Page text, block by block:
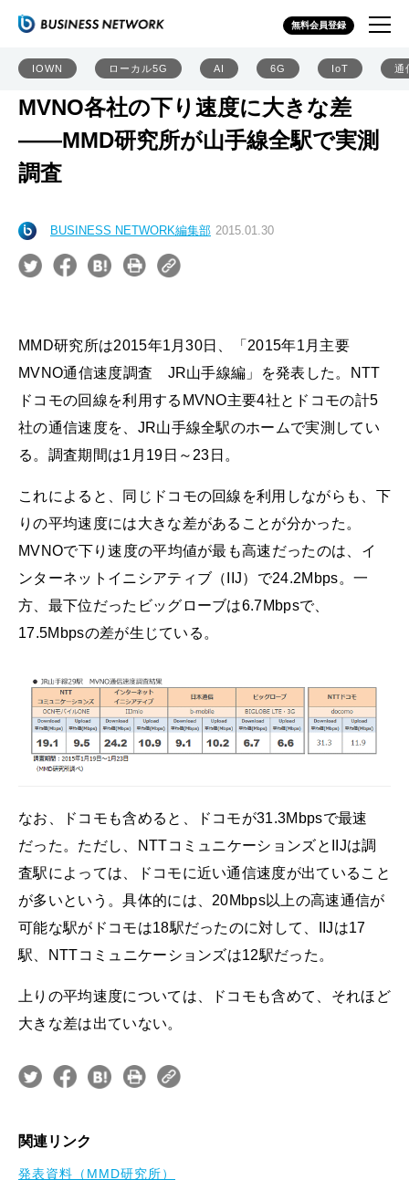
無料会員登録
IOWN ローカル5G AI 6G IoT 通
MVNO各社の下り速度に大きな差
――MMD研究所が山手線全駅で実測
調査
BUSINESS NETWORK編集部 2015.01.30
MMD研究所は2015年1月30日、「2015年1月主要
MVNO通信速度調査 JR山手線編」を発表した。NTT
ドコモの回線を利用するMVNO主要4社とドコモの計5
社の通信速度を、JR山手線全駅のホームで実測してい
る。調査期間は1月19日～23日。
これによると、同じドコモの回線を利用しながらも、下
りの平均速度には大きな差があることが分かった。
MVNOで下り速度の平均値が最も高速だったのは、イ
ンターネットイニシアティブ（IIJ）で24.2Mbps。一
方、最下位だったビッグローブは6.7Mbpsで、
17.5Mbpsの差が生じている。
なお、ドコモも含めると、ドコモが31.3Mbpsで最速
だった。ただし、NTTコミュニケーションズとIIJは調
査駅によっては、ドコモに近い通信速度が出ていること
が多いという。具体的には、20Mbps以上の高速通信が
可能な駅がドコモは18駅だったのに対して、IIJは17
駅、NTTコミュニケーションズは12駅だった。
上りの平均速度については、ドコモも含めて、それほど
大きな差は出ていない。
関連リンク
発表資料（MMD研究所）